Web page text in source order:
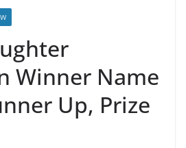
Winner Name
Up, Prize